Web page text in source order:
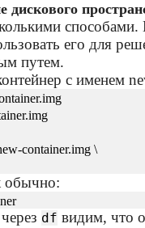
дискового
его для
путем.
с именем
container.img \
обычно:
df видим, что